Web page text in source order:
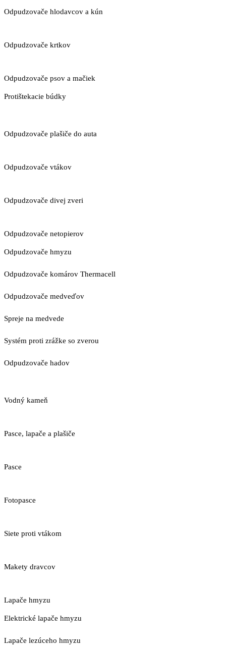
Odpudzovače hlodavcov a kún
Odpudzovače krtkov
Odpudzovače psov a mačiek
Protištekacie búdky
Odpudzovače plašiče do auta
Odpudzovače vtákov
Odpudzovače divej zveri
Odpudzovače netopierov
Odpudzovače hmyzu
Odpudzovače komárov Thermacell
Odpudzovače medveďov
Spreje na medvede
Systém proti zrážke so zverou
Odpudzovače hadov
Vodný kameň
Pasce, lapače a plašiče
Pasce
Fotopasce
Siete proti vtákom
Makety dravcov
Lapače hmyzu
Elektrické lapače hmyzu
Lapače lezúceho hmyzu